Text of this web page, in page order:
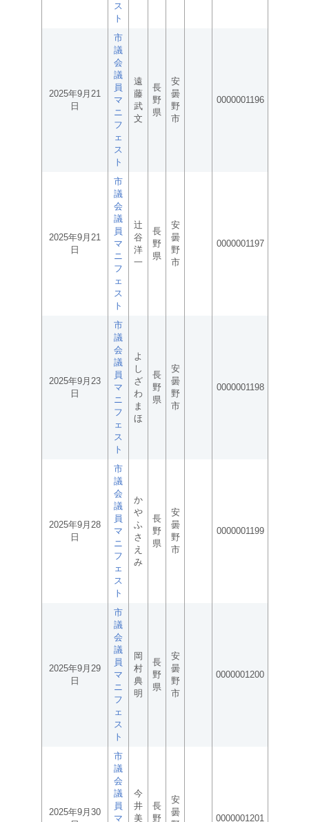
ス
ト
2025年9月21
日
市
議
会
議
員
マ
ニ
フ
ェ
ス
ト
遠
藤
武
文
長
野
県
安
曇
野
市
0000001196
2025年9月21
日
市
議
会
議
員
マ
ニ
フ
ェ
ス
ト
辻
谷
洋
一
長
野
県
安
曇
野
市
0000001197
2025年9月23
日
市
議
会
議
員
マ
ニ
フ
ェ
ス
ト
よ
し
ざ
わ
ま
ほ
長
野
県
安
曇
野
市
0000001198
2025年9月28
日
市
議
会
議
員
マ
ニ
フ
ェ
ス
ト
か
や
ふ
さ
え
み
長
野
県
安
曇
野
市
0000001199
2025年9月29
日
市
議
会
議
員
マ
ニ
フ
ェ
ス
ト
岡
村
典
明
長
野
県
安
曇
野
市
0000001200
2025年9月30
市
議
会
議
員
マ
今
井
美
長
野
安
曇
0000001201